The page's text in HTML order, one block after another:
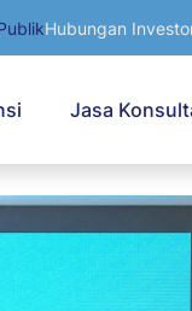
Hubungan
Jasa